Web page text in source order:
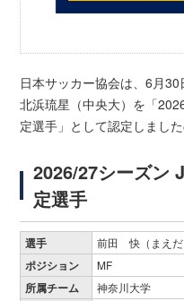
日本サッカー協会は、6月30
北浜琉星（中央大）を「
定選手」として認定しまし
2026/27シーズン
定選手
選手 前田 快（まえ
ポジション MF
所属チーム 神奈川大学